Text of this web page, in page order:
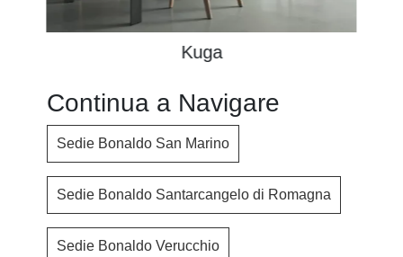
Kuga
Continua a Navigare
Sedie Bonaldo San Marino
Sedie Bonaldo Santarcangelo di Romagna
Sedie Bonaldo Verucchio